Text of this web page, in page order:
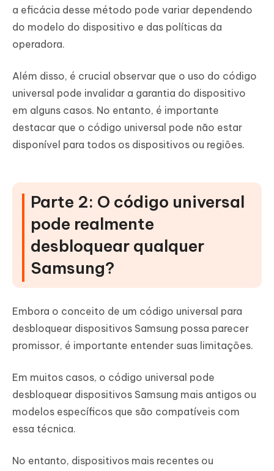
a eficácia desse método pode variar dependendo
do modelo do dispositivo e das políticas da
operadora.
Além disso, é crucial observar que o uso do código
universal pode invalidar a garantia do dispositivo
em alguns casos. No entanto, é importante
destacar que o código universal pode não estar
disponível para todos os dispositivos ou regiões.
Parte 2: O código universal
pode realmente
desbloquear qualquer
Samsung?
Embora o conceito de um código universal para
desbloquear dispositivos Samsung possa parecer
promissor, é importante entender suas limitações.
Em muitos casos, o código universal pode
desbloquear dispositivos Samsung mais antigos ou
modelos específicos que são compatíveis com
essa técnica.
No entanto, dispositivos mais recentes ou